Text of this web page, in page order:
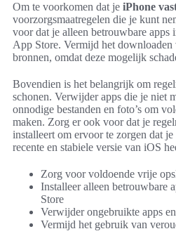
Om te voorkomen dat je iPhone
voorzorgsmaatregelen die je kunt
voor dat je alleen betrouwbare
App Store. Vermijd het downloaden
bronnen, omdat deze mogelijk
Bovendien is het belangrijk om
schonen. Verwijder apps die je niet
onnodige bestanden en foto’s om
maken. Zorg er ook voor dat je
installeert om ervoor te zorgen dat
recente en stabiele versie van iOS
Zorg voor voldoende vrije
Installeer alleen betrouwbare
Store
Verwijder ongebruikte apps
Vermijd het gebruik van